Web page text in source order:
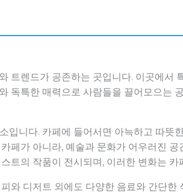
트렌드가 공존하는 곳입니다. 이곳에서
독특한 매력으로 사람들을 끌어모으는
입니다. 카페에 들어서면 아늑하고 따뜻
페가 아니라, 예술과 문화가 어우러진
트의 작품이 전시되며, 이러한 변화는
와 디저트 외에도 다양한 음료와 간단한